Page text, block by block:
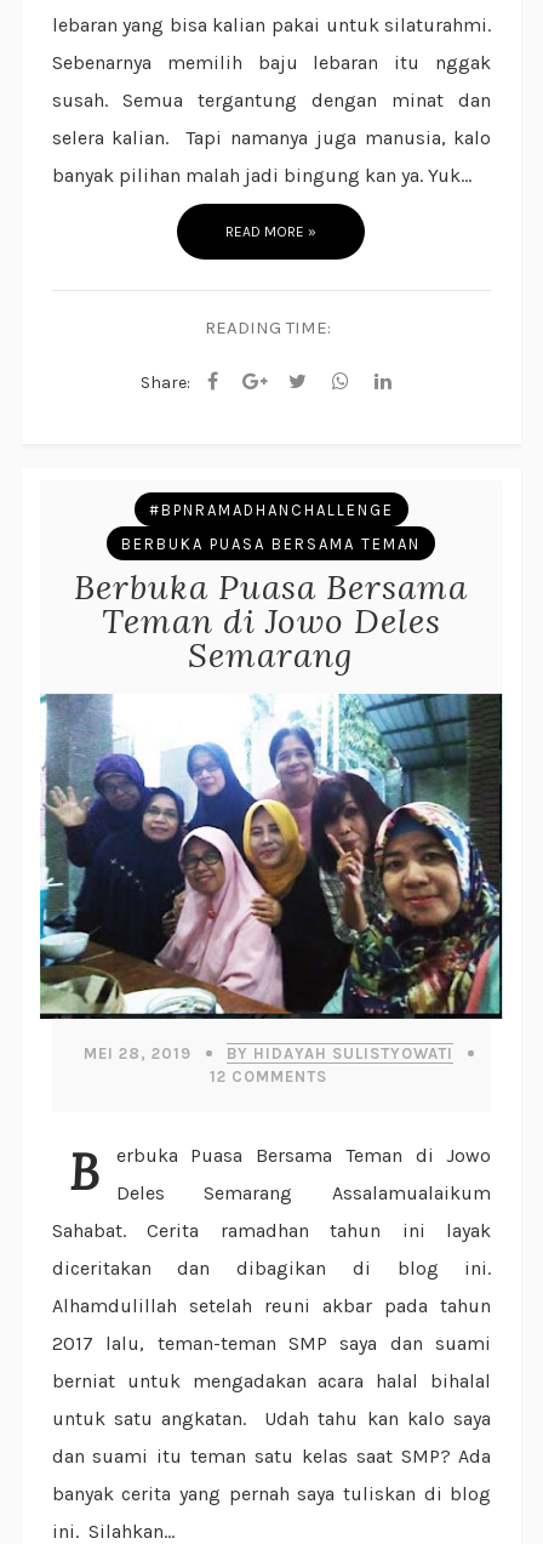
lebaran yang bisa kalian pakai untuk silaturahmi.
Sebenarnya memilih baju lebaran itu nggak
susah. Semua tergantung dengan minat dan
selera kalian. Tapi namanya juga manusia, kalo
banyak pilihan malah jadi bingung kan ya. Yuk...
READ MORE »
READING TIME:
Share:
#BPNRAMADHANCHALLENGE
BERBUKA PUASA BERSAMA TEMAN
Berbuka Puasa Bersama
Teman di Jowo Deles
Semarang
MEI 28, 2019
BY HIDAYAH SULISTYOWATI
12 COMMENTS
Berbuka Puasa Bersama Teman di Jowo
Deles Semarang Assalamualaikum
Sahabat. Cerita ramadhan tahun ini layak
diceritakan dan dibagikan di blog ini.
Alhamdulillah setelah reuni akbar pada tahun
2017 lalu, teman-teman SMP saya dan suami
berniat untuk mengadakan acara halal bihalal
untuk satu angkatan. Udah tahu kan kalo saya
dan suami itu teman satu kelas saat SMP? Ada
banyak cerita yang pernah saya tuliskan di blog
ini. Silahkan...